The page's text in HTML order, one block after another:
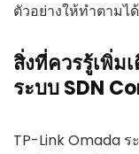
ตัวอย่างให้ทำตามไ
สิ่งที่ควรรู้เพิ่ม
ระบบ SDN
TP-Link Omada ร